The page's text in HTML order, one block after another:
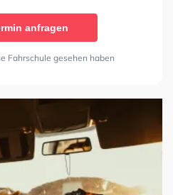
anfragen
Fahrschule gesehen haben